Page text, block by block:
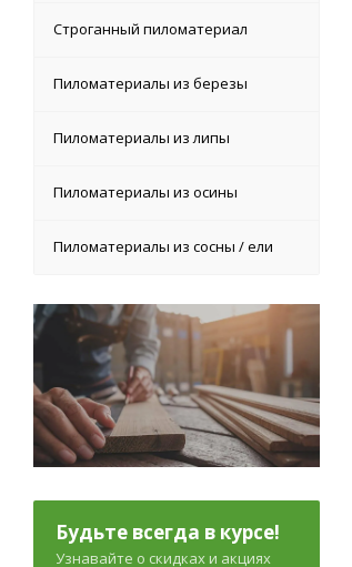
Строганный пиломатериал
Пиломатериалы из березы
Пиломатериалы из липы
Пиломатериалы из осины
Пиломатериалы из сосны / ели
Будьте всегда в курсе!
Узнавайте о скидках и акциях